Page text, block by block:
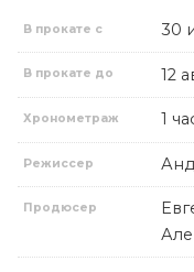
В прокате с 30
В прокате до 12
Хронометраж 1
Режиссер
Продюсер